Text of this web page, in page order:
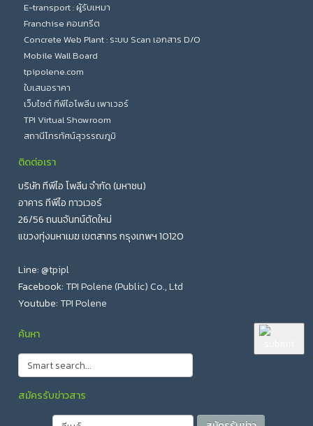
E-transport : ผู้รับเหมา
Franchise คอนกรีต
Concrete Web Plant : ระบบ Scan เอกสาร D/O
Mobile Wall Board
tpipolene.com
ใบเสนอราคา
เว็บไซต์ ทีพีไอโพลีน เพาเวอร์
TPI Virtual Showroom
สถานีโทรทัศน์สุวรรณภูมิ
ติดต่อเรา
บริษัท ทีพีไอ โพลีน จำกัด (มหาชน)
อาคาร ทีพีไอ ทาวเวอร์
26/56 ถนนจันทน์ตัดใหม่
แขวงทุ่งมหาเมฆ เขตสาทร กรุงเทพฯ 10120
Line:@tpipl
Facebook:TPI Polene (Public) Co., Ltd
Youtube:TPI Polene
ค้นหา
สมัครรับข่าวสาร